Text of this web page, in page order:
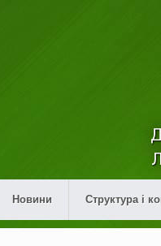
Новини Структура і